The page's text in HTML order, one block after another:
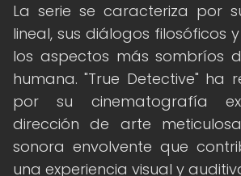
La serie se caracteriza por
lineal, sus diálogos filosóficos
los aspectos más sombríos
humana. "True Detective" ha
por su cinematografía
dirección de arte
sonora envolvente que
una experiencia visual y